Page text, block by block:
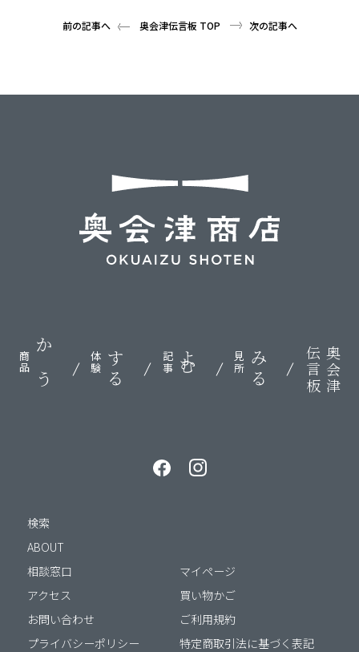
前の記事へ 奥会津伝言板 TOP 次の記事へ
かう
商品 する
体験 よむ
記事 みる
見所 奥会津
伝言板
検索
ABOUT
相談窓口
アクセス
お問い合わせ
プライバシーポリシー
マイページ
買い物かご
ご利用規約
特定商取引法に基づく表記